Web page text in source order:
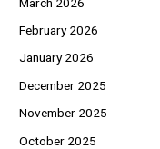
February 2026
January 2026
December 2025
November 2025
October 2025